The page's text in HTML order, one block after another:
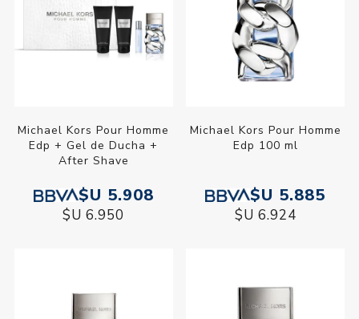
Michael Kors Pour Homme
Edp + Gel de Ducha +
After Shave
$U 5.908
$U 6.950
Michael Kors Pour Homme
Edp 100 ml
$U 5.885
$U 6.924